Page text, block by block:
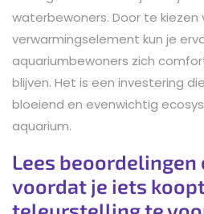
waterbewoners. Door te
verwarmingselement kun je
aquariumbewoners zich
blijven. Het is een investering
bloeiend en evenwichtig
aquarium.
Lees beoordelingen
voordat je iets